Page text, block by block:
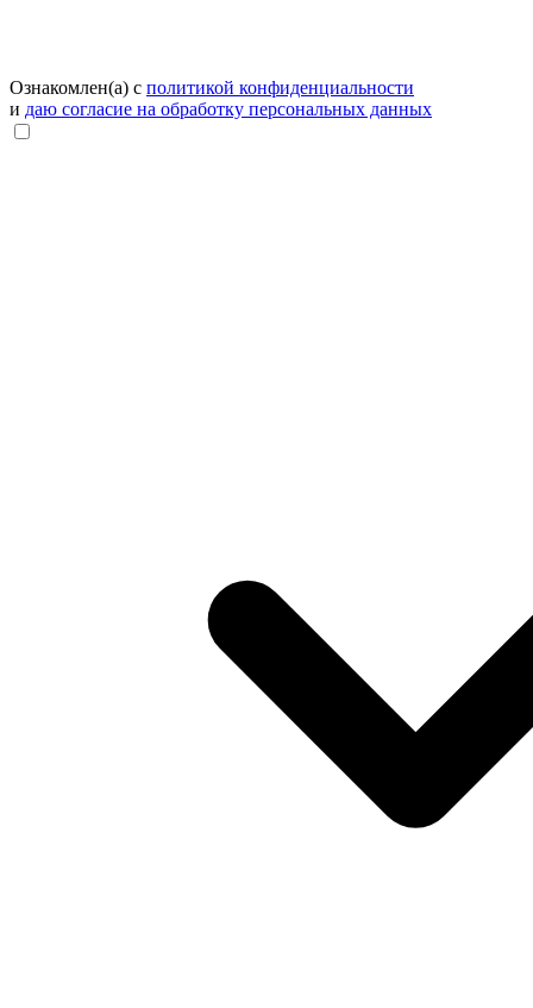
Ознакомлен(а) с политикой конфиденциальности
и даю согласие на обработку персональных данных